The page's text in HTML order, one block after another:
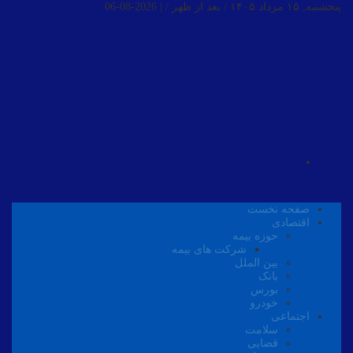
پنجشنبه, ۱۵ مرداد ۱۴۰۵ / بعد از ظهر / 2026-08-06
صفحه نخست
اقتصادی
حوزه بیمه
شرکت های بیمه
بین الملل
بانک
بورس
خودرو
اجتماعی
سلامت
قضایی